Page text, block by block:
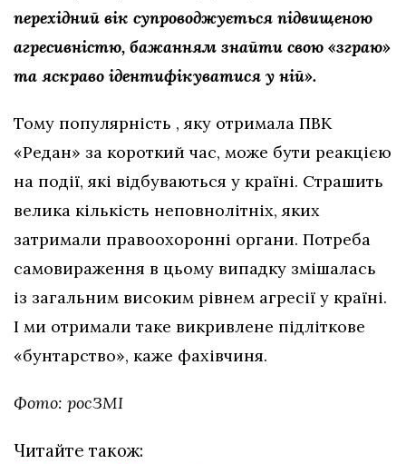
перехідний вік супроводжується підвищеною
агресивністю, бажанням знайти свою «зграю»
та яскраво ідентифікуватися у ній».
Тому популярність , яку отримала ПВК
«Редан» за короткий час, може бути реакцією
на події, які відбуваються у країні. Страшить
велика кількість неповнолітніх, яких
затримали правоохоронні органи. Потреба
самовираження в цьому випадку змішалась
із загальним високим рівнем агресії у країні.
І ми отримали таке викривлене підліткове
«бунтарство», каже фахівчиня.
Фото: росЗМІ
Читайте також: